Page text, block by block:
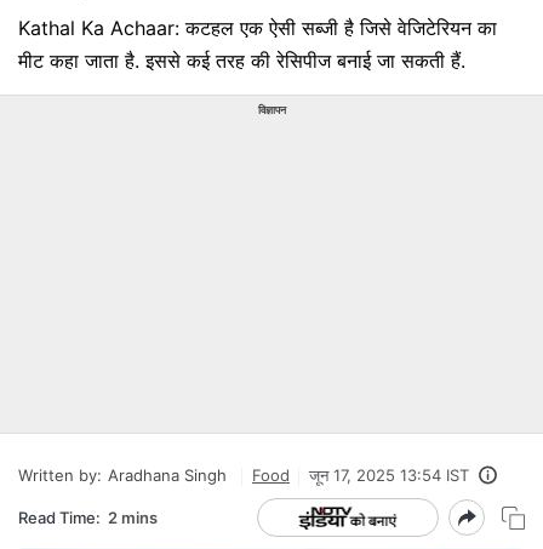
Kathal Ka Achaar: कटहल एक ऐसी सब्जी है जिसे वेजिटेरियन का
मीट कहा जाता है. इससे कई तरह की रेसिपीज बनाई जा सकती हैं.
विज्ञापन
Written by: Aradhana Singh Food जून 17, 2025 13:54 IST
Read Time: 2 mins